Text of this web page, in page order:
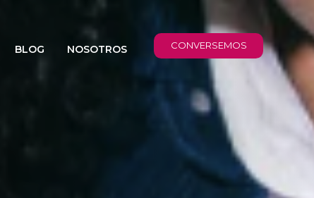
BLOG NOSOTROS CONVERSEMOS